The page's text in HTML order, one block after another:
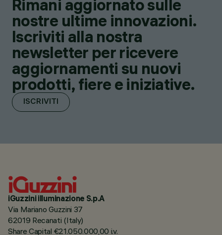
Rimani aggiornato sulle
nostre ultime innovazioni.
Iscriviti alla nostra
newsletter per ricevere
aggiornamenti su nuovi
prodotti, fiere e iniziative.
ISCRIVITI
iGuzzini illuminazione S.p.A
Via Mariano Guzzini 37
62019 Recanati (Italy)
Share Capital €21.050.000,00 i.v.